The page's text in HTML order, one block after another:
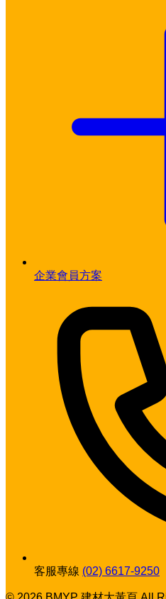
企業會員方案
客服專線 (02) 6617-9250